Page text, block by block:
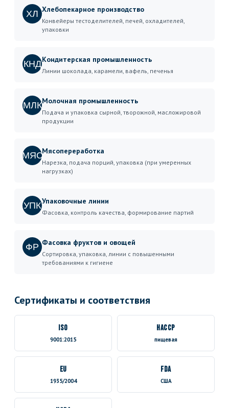
ХЛ Хлебопекарное производство
Конвейеры тестоделителей, печей, охладителей,
упаковки
КНДКондитерская промышленность
Линии шоколада, карамели, вафель, печенья
МЛКМолочная промышленность
Подача и упаковка сырной, творожной, масложировой
продукции
МЯСМясопереработка
Нарезка, подача порций, упаковка (при умеренных
нагрузках)
УПКУпаковочные линии
Фасовка, контроль качества, формирование партий
ФР Фасовка фруктов и овощей
Сортировка, упаковка, линии с повышенными
требованиями к гигиене
Сертификаты и соответствия
ISO
9001:2015
HACCP
пищевая
EU
1935/2004
FDA
США